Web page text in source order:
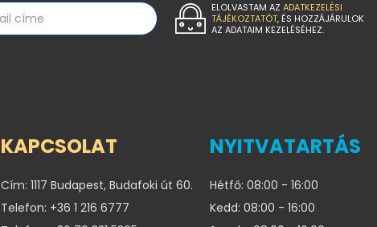
ELOLVASTAM AZ ADATKEZELÉSI
TÁJÉKOZTATÓT, ÉS HOZZÁJÁRULOK
AZ ADATAIM KEZELÉSÉHEZ.
KAPCSOLAT
Cím: 1117 Budapest, Budafoki út 60.
Telefon: +36 1 216 6777
NYITVATARTÁS
Hétfő: 08:00 - 16:00
Kedd: 08:00 - 16:00